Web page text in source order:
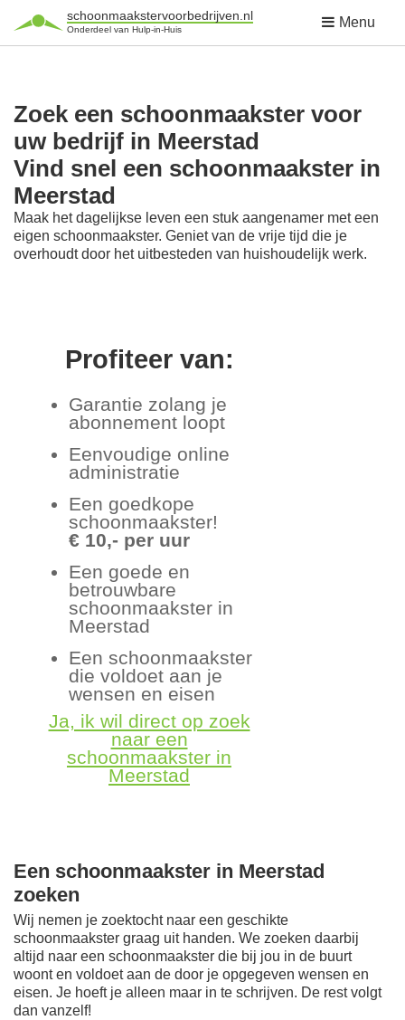
schoonmaakstervoorbedrijven.nl
Onderdeel van Hulp-in-Huis Menu
Zoek een schoonmaakster voor
uw bedrijf in Meerstad
Vind snel een schoonmaakster in
Meerstad
Maak het dagelijkse leven een stuk aangenamer met een
eigen schoonmaakster. Geniet van de vrije tijd die je
overhoudt door het uitbesteden van huishoudelijk werk.
Profiteer van:
Garantie zolang je
abonnement loopt
Eenvoudige online
administratie
Een goedkope
schoonmaakster!
€ 10,- per uur
Een goede en
betrouwbare
schoonmaakster in
Meerstad
Een schoonmaakster
die voldoet aan je
wensen en eisen
Ja, ik wil direct op zoek
naar een
schoonmaakster in
Meerstad
Een schoonmaakster in Meerstad
zoeken
Wij nemen je zoektocht naar een geschikte
schoonmaakster graag uit handen. We zoeken daarbij
altijd naar een schoonmaakster die bij jou in de buurt
woont en voldoet aan de door je opgegeven wensen en
eisen. Je hoeft je alleen maar in te schrijven. De rest volgt
dan vanzelf!